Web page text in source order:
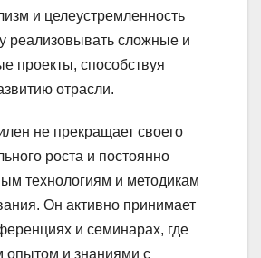
и целеустремленность
реализовывать сложные и
проекты, способствуя
отрасли.
не прекращает своего
роста и постоянно
технологиям и методикам
Он активно принимает
и семинарах, где
опытом и знаниями с